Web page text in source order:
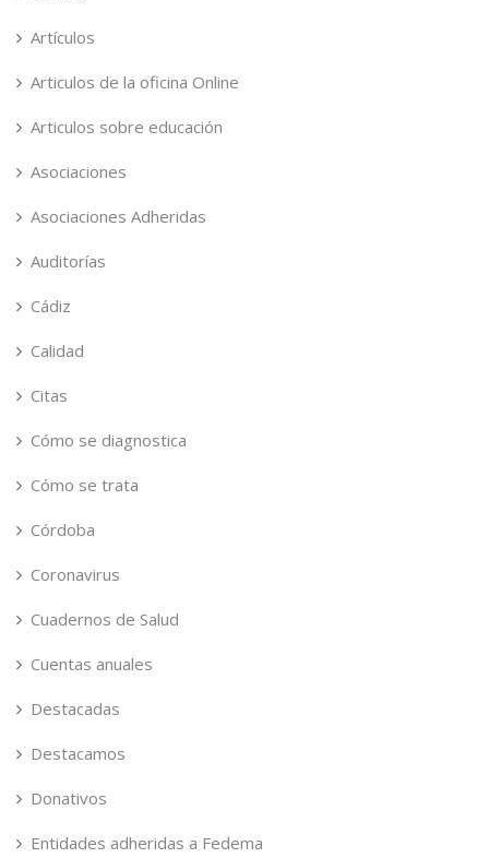
Artículos
Articulos de la oficina Online
Articulos sobre educación
Asociaciones
Asociaciones Adheridas
Auditorías
Cádiz
Calidad
Citas
Cómo se diagnostica
Cómo se trata
Córdoba
Coronavirus
Cuadernos de Salud
Cuentas anuales
Destacadas
Destacamos
Donativos
Entidades adheridas a Fedema